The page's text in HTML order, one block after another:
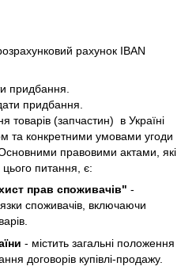
рахунок IBAN
придбання.
придбання.
товарів (запчастин) в Україні
та конкретними умовами угоди
правовими актами, які
питання, є:
прав споживачів" -
споживачів, включаючи
- містить загальні положення
договорів купівлі-продажу.